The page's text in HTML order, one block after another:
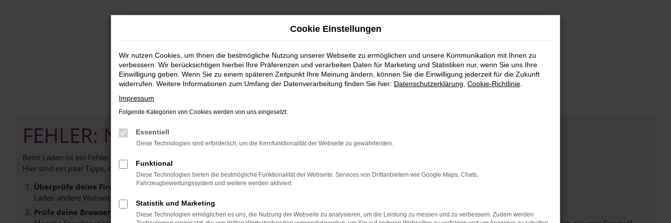
FEHLER: NETWORK ERROR
Beim Laden ist ein Fehler aufgetreten.
Hier sind ein paar Tipps, die dir helfen können:
Überprüfe deine Firewall und deine Internetverbindung.
Laden andere Webseiten, zum Beispiel deine Suchmaschine?
Prüfe deine Browsererweiterungen.
Cookie Einstellungen
Wir nutzen Cookies, um Ihnen die bestmögliche Nutzung unserer Webseite zu ermöglichen und unsere Kommunikation mit Ihnen zu
verbessern. Wir berücksichtigen hierbei Ihre Präferenzen und verarbeiten Daten für Marketing und Statistiken nur, wenn Sie uns Ihre
Einwilligung geben. Wenn Sie zu einem späteren Zeitpunkt Ihre Meinung ändern, können Sie die Einwilligung jederzeit für die Zukunft
widerrufen. Weitere Informationen zum Umfang der Datenverarbeitung finden Sie hier: Datenschutzerklärung Cookie-Richtlinie
Impressum
Folgende Kategorien von Cookies werden von uns eingesetzt:
Essentiell
Diese Technologien sind erforderlich, um die Kernfunktionalität der Webseite zu gewährleisten.
Funktional
Diese Technologien bieten die bestmögliche Funktionalität der Webseite. Services von Drittanbietern wie Google Maps, Chats,
Fahrzeugbewertungssystem und weitere werden aktiviert.
Statistik und Marketing
Diese Technologien ermöglichen es uns, die Nutzung der Webseite zu analysieren, um die Leistung zu messen und zu verbessern. Zudem werden